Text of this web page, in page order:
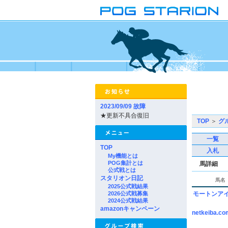
2023/09/09 故障
★更新不具合復旧
TOP
My機能とは
POG集計とは
公式戦とは
スタリオン日記
2025公式戦結果
2026公式戦募集
2024公式戦結果
amazonキャンペーン
TOP ＞ グ
一覧
入札
馬詳細
馬名
モートンア